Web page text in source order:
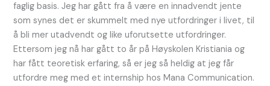
faglig basis. Jeg har gått fra å være en innadvendt jente
som synes det er skummelt med nye utfordringer i livet, til
å bli mer utadvendt og like uforutsette utfordringer.
Ettersom jeg nå har gått to år på Høyskolen Kristiania og
har fått teoretisk erfaring, så er jeg så heldig at jeg får
utfordre meg med et internship hos Mana Communication.